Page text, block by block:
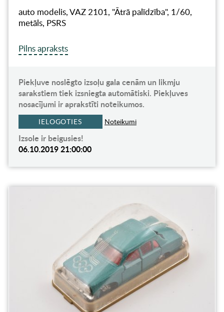
auto modelis, VAZ 2101, "Ātrā palīdzība", 1/60,
metāls, PSRS
Pilns apraksts
Piekļuve noslēgto izsoļu gala cenām un likmju
sarakstiem tiek izsniegta automātiski. Piekļuves
nosacījumi ir aprakstīti noteikumos.
IELOGOTIES Noteikumi
Izsole ir beigusies!
06.10.2019 21:00:00